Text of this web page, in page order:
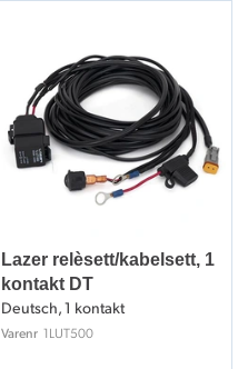
Lazer relèsett/kabelsett, 1
kontakt DT
Deutsch, 1 kontakt
Varenr 1LUT500